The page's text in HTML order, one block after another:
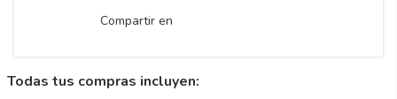
Compartir en
Todas tus compras incluyen: